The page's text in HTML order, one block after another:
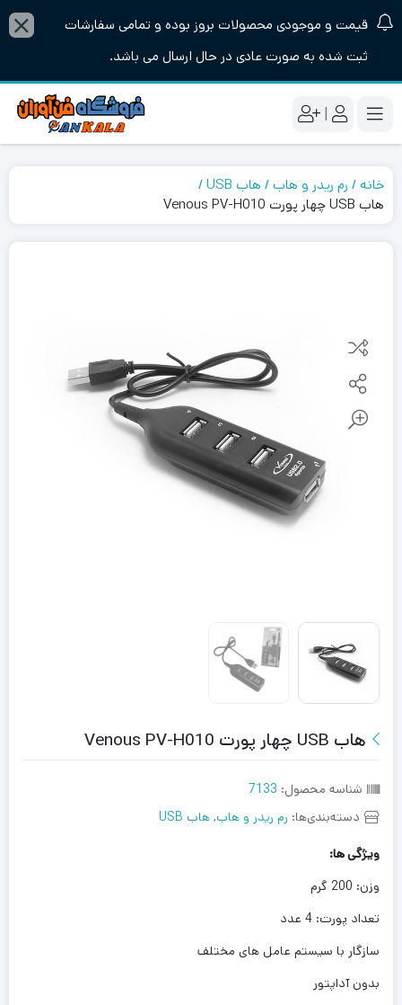
قیمت و موجودی محصولات بروز بوده و تمامی سفارشات
ثبت شده به صورت عادی در حال ارسال می باشد.
|
خانه رم ریدر و هاب
هاب USB
هاب USB چهار پورت Venous PV-H010
هاب USB چهار پورت Venous PV-H010
شناسه محصول: 7133
دسته‌بندی‌ها: رم ریدر و هاب, هاب USB
ویژگی ها:
وزن: 200 گرم
تعداد پورت: 4 عدد
سازگار با سیستم عامل های مختلف
بدون آداپتور